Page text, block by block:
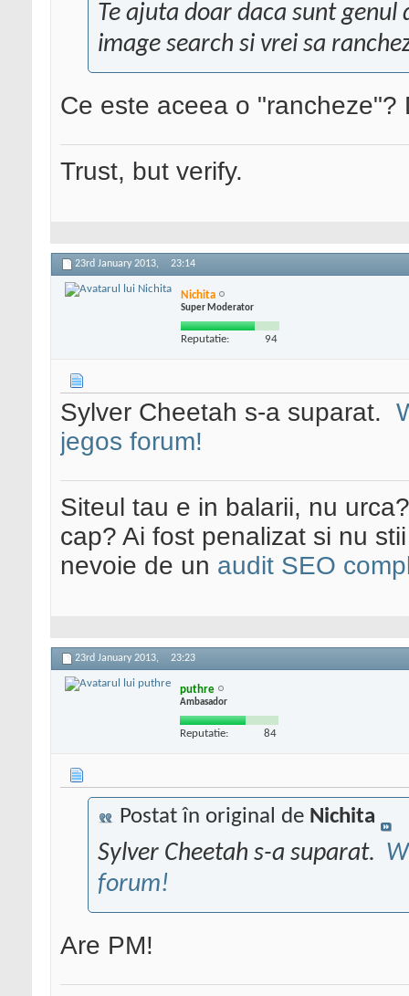
Te ajuta doar daca sunt
image search si vrei sa
Ce este aceea o
Trust, but verify.
23rd January 2013, 23:14
Nichita
Super Moderator
Reputatie: 94
Sylver Cheetah s-a suparat.
jegos forum!
Siteul tau e in balarii, nu
cap? Ai fost penalizat si nu
nevoie de un audit SEO
23rd January 2013, 23:23
puthre
Ambasador
Reputatie: 84
Postat în original de Nichita
Sylver Cheetah s-a suparat.
forum!
Are PM!